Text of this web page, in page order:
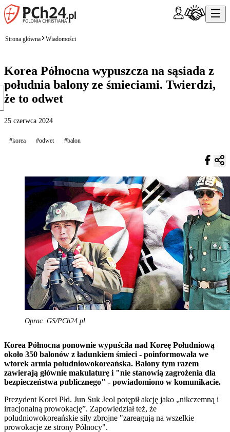
Strona główna Wiadomości
Korea Północna wypuszcza na sąsiada z
południa balony ze śmieciami. Twierdzi,
że to odwet
25 czerwca 2024
#korea #odwet #balon
Oprac. GS/PCh24.pl
Korea Północna ponownie wypuściła nad Koreę Południową
około 350 balonów z ładunkiem śmieci - poinformowała we
wtorek armia południowokoreańska. Balony tym razem
zawierają głównie makulaturę i "nie stanowią zagrożenia dla
bezpieczeństwa publicznego" - powiadomiono w komunikacie.
Prezydent Korei Płd. Jun Suk Jeol potępił akcję jako „nikczemną i
irracjonalną prowokację”. Zapowiedział też, że
południowokoreańskie siły zbrojne "zareagują na wszelkie
prowokacje ze strony Północy".